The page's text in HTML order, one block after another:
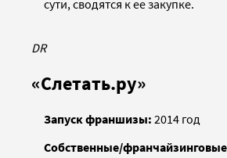
сути, сводятся к ее закупке.
DR
«Слетать.ру»
Запуск франшизы: 2014 год
Собственные/